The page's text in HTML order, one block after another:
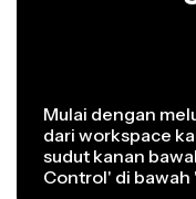
Mulai dengan
dari workspace
sudut kanan
Control' di bawah